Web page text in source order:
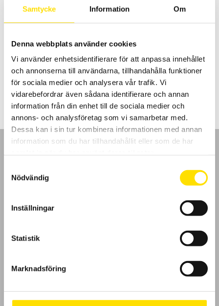
Samtycke Information Om
Denna webbplats använder cookies
Vi använder enhetsidentifierare för att anpassa innehållet
och annonserna till användarna, tillhandahålla funktioner
för sociala medier och analysera vår trafik. Vi
vidarebefordrar även sådana identifierare och annan
information från din enhet till de sociala medier och
annons- och analysföretag som vi samarbetar med.
Dessa kan i sin tur kombinera informationen med annan
information som du har tillhandahållit eller som de har
Nödvändig
Inställningar
Statistik
Marknadsföring
Scopix tillbehör för BUS
Tillbehör för oscilloskopserie Scopix BUS.
2,640.00 kr –4,300.00kr Prisintervall:
2,640.00 kr
till
4,300.00 kr
LÄS MER